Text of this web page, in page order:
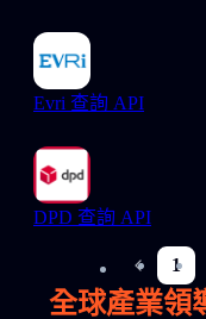
Evri 查詢 API
DPD 查詢 API
1
全球產業領